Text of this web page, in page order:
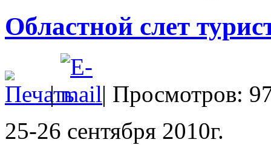
Областной слет
|
| Просмотров:
25-26 сентября 2010г.